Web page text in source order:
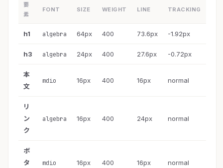
要
素
FONT SIZE WEIGHT LINE TRACKING
h1 algebra 64px 400 73.6px -1.92px
h3 algebra 24px 400 27.6px -0.72px
本
文
mdio 16px 400 16px normal
リ
ン
ク
algebra 16px 400 24px normal
ボ
タ
mdio 16px 400 16px normal